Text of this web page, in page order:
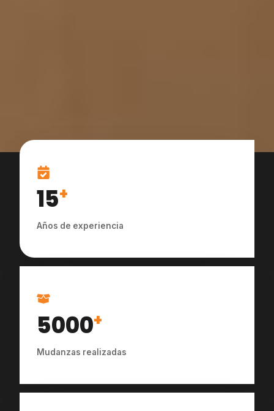
15+
Años de experiencia
5000+
Mudanzas realizadas